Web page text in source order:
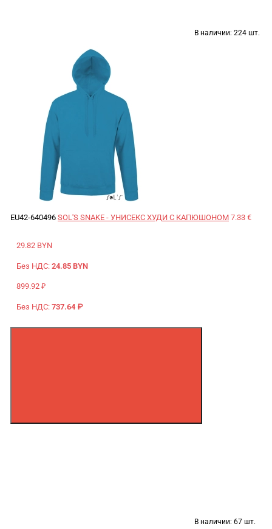
В наличии: 224 шт.
EU42-640496 SOL'S SNAKE - УНИСЕКС ХУДИ С КАПЮШОНОМ 7.33 €
29.82 BYN
Без НДС: 24.85 BYN
899.92 ₽
Без НДС: 737.64 ₽
В наличии: 67 шт.